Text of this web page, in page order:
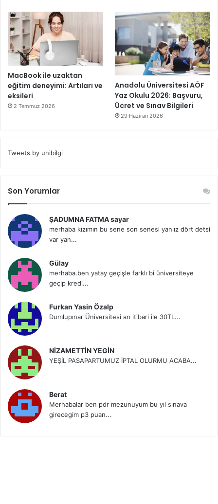
MacBook ile uzaktan
eğitim deneyimi: Artıları ve
eksileri
2 Temmuz 2026
Anadolu Üniversitesi AÖF
Yaz Okulu 2026: Başvuru,
Ücret ve Sınav Bilgileri
29 Haziran 2026
Tweets by unibilgi
Son Yorumlar
ŞADUMNA FATMA sayar
merhaba kızımın bu sene son senesi yanlız dört detsi
var yan...
Gülay
merhaba.ben yatay geçişle farklı bi üniversiteye
geçip kredi...
Furkan Yasin Özalp
Dumlupınar Üniversitesi an itibari ile 30TL...
NİZAMETTİN YEGİN
YEŞİL PASAPARTUMUZ İPTAL OLURMU ACABA...
Berat
Merhabalar ben pdr mezunuyum bu yıl sınava
girecegim p3 puan...